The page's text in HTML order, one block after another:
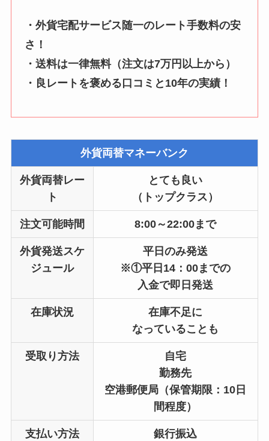
・外貨宅配サービス随一のレート手数料の安
さ！
・送料は一律無料（注文は7万円以上から）
・良レートを褒める口コミと10年の実績！
外貨両替マネーバンク
外貨両替レー
ト
とても良い
（トップクラス）
注文可能時間 8:00～22:00まで
外貨発送スケ
ジュール
平日のみ発送
※①平日14：00までの
入金で即日発送
在庫状況
在庫不足に
なっていることも
受取り方法
自宅
勤務先
空港郵便局（保管期限：10日
間程度）
支払い方法
銀行振込